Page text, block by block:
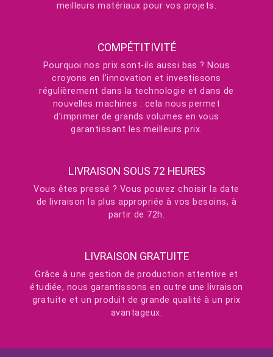
meilleurs matériaux pour vos projets.
COMPÉTITIVITÉ
Pourquoi nos prix sont-ils aussi bas ? Nous
croyons en l’innovation et investissons
régulièrement dans la technologie et dans de
nouvelles machines : cela nous permet
d’imprimer de grands volumes en vous
garantissant les meilleurs prix.
LIVRAISON SOUS 72 HEURES
Vous êtes pressé ? Vous pouvez choisir la date
de livraison la plus appropriée à vos besoins, à
partir de 72h.
LIVRAISON GRATUITE
Grâce à une gestion de production attentive et
étudiée, nous garantissons en outre une livraison
gratuite et un produit de grande qualité à un prix
avantageux.